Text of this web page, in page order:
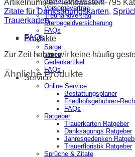
Vorsorgevertrag
Treuhandvertrag
Sterbegeldversicherung
FAQs
Produkte
Särge
Urnen
Gedenkartikel
FAQs
Service
Online Service
Bestattungsplaner
Friedhofsgebühren-
FAQs
Ratgeber
Trauerkarten Ratgeber
Danksagungs Ratgeber
Jahresgedenken
Trauerfloristik Ratgeber
Sprüche & Zitate
Artikelnummer:Textbaustein-795
Zitate für Danksagungskarten,
Trauerkarten
FAQs
Zur Zeit haben wir keine häufig
Ähnliche Produkte